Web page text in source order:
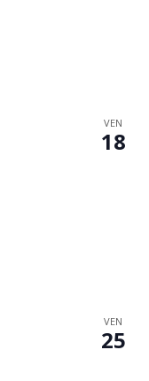
VEN
18
VEN
25